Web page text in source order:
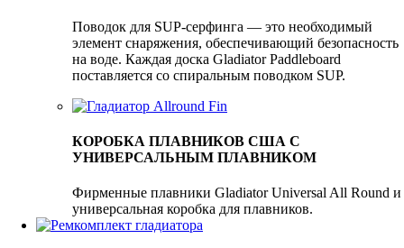
Поводок для SUP-серфинга — это необходимый
элемент снаряжения, обеспечивающий безопасность
на воде. Каждая доска Gladiator Paddleboard
поставляется со спиральным поводком SUP.
КОРОБКА ПЛАВНИКОВ США С
УНИВЕРСАЛЬНЫМ ПЛАВНИКОМ
Фирменные плавники Gladiator Universal All Round и
универсальная коробка для плавников.